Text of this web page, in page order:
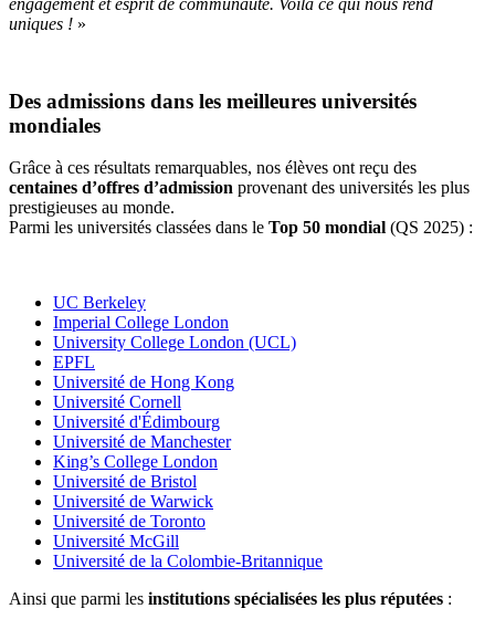
uniques ! »
Des admissions dans les meilleures universités
mondiales
Grâce à ces résultats remarquables, nos élèves ont reçu des
centaines d’offres d’admission provenant des universités les plus
prestigieuses au monde.
Parmi les universités classées dans le Top 50 mondial (QS 2025) :
UC Berkeley
Imperial College London
University College London (UCL)
EPFL
Université de Hong Kong
Université Cornell
Université d'Édimbourg
Université de Manchester
King’s College London
Université de Bristol
Université de Warwick
Université de Toronto
Université McGill
Université de la Colombie-Britannique
Ainsi que parmi les institutions spécialisées les plus réputées :